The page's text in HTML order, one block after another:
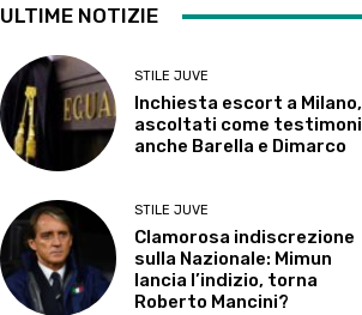
ULTIME NOTIZIE
STILE JUVE
Inchiesta escort a Milano,
ascoltati come testimoni
anche Barella e Dimarco
STILE JUVE
Clamorosa indiscrezione
sulla Nazionale: Mimun
lancia l’indizio, torna
Roberto Mancini?